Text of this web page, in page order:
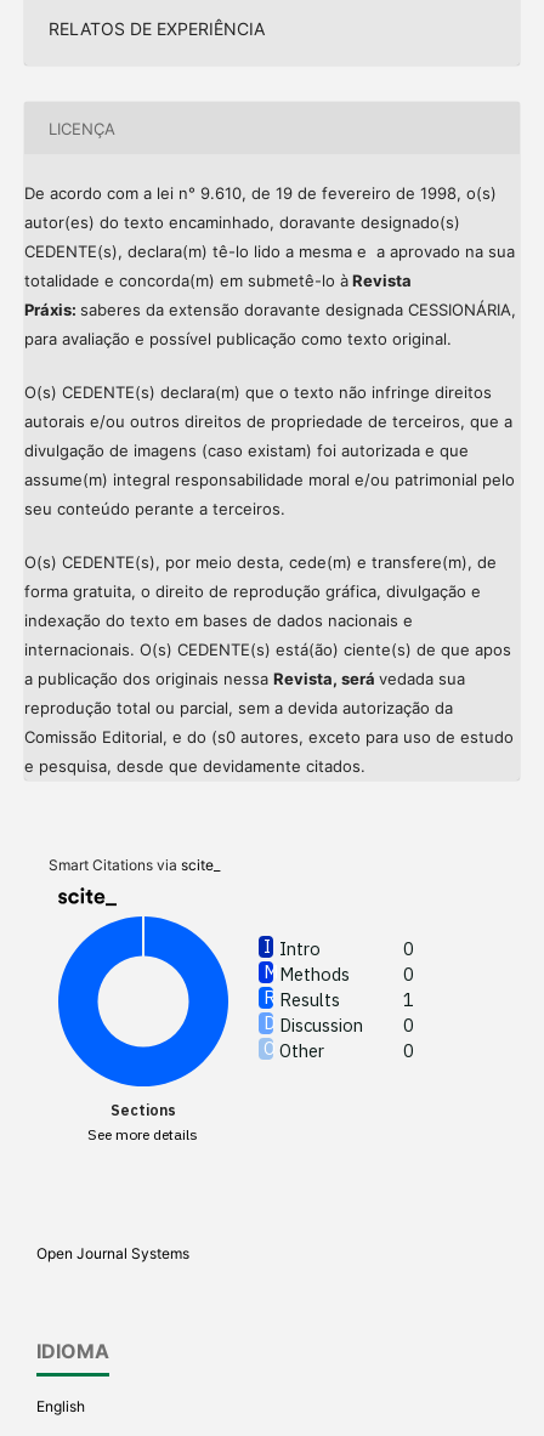
RELATOS DE EXPERIÊNCIA
LICENÇA
De acordo com a lei n° 9.610, de 19 de fevereiro de 1998, o(s)
autor(es) do texto encaminhado, doravante designado(s)
CEDENTE(s), declara(m) tê-lo lido a mesma e a aprovado na sua
totalidade e concorda(m) em submetê-lo àRevista
Práxis: saberes da extensão doravante designada CESSIONÁRIA,
para avaliação e possível publicação como texto original.
O(s) CEDENTE(s) declara(m) que o texto não infringe direitos
autorais e/ou outros direitos de propriedade de terceiros, que a
divulgação de imagens (caso existam) foi autorizada e que
assume(m) integral responsabilidade moral e/ou patrimonial pelo
seu conteúdo perante a terceiros.
O(s) CEDENTE(s), por meio desta, cede(m) e transfere(m), de
forma gratuita, o direito de reprodução gráfica, divulgação e
indexação do texto em bases de dados nacionais e
internacionais. O(s) CEDENTE(s) está(ão) ciente(s) de que apos
a publicação dos originais nessa Revista, será vedada sua
reprodução total ou parcial, sem a devida autorização da
Comissão Editorial, e do (s0 autores, exceto para uso de estudo
e pesquisa, desde que devidamente citados.
Smart Citations via scite_
Intro
0
Methods
0
Results
1
Discussion
0
Other
0
Sections
See more details
Intro
Open Journal Systems
IDIOMA
English